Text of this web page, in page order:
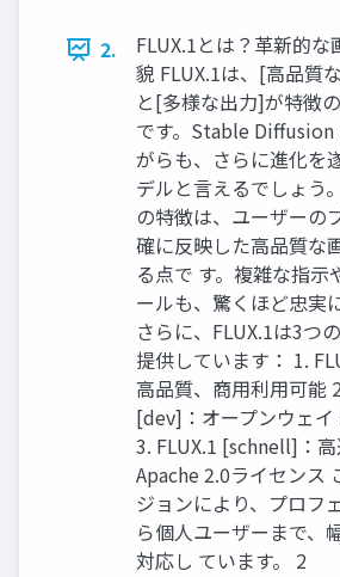
2.
FLUX.1とは？革新的な
貌 FLUX.1は、[高品質
と[多様な出力]が特徴
です。Stable Diffusion
がらも、さらに進化を
デルと言えるでしょう
の特徴は、ユーザーの
確に反映した高品質な
る点で す。複雑な指示
ールも、驚くほど忠実
さらに、FLUX.1は3つ
提供しています： 1.
高品質、商用利用可能
[dev]：オープンウェ
3. FLUX.1 [schnell]：高
Apache 2.0ライセンス
ジョンにより、プロフ
ら個人ユーザーまで、
対応し ています。 2